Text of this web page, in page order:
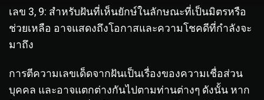
เลข 3, 9: สำหรับฝันที่เห็นยักษ์ในลักษณะที่เป็นมิตรหรือ
ช่วยเหลือ อาจแสดงถึงโอกาสและความโชคดีที่กำลังจะ
มาถึง
การตีความเลขเด็ดจากฝันเป็นเรื่องของความเชื่อส่วน
บุคคล และอาจแตกต่างกันไปตามท่านต่างๆ ดังนั้น หาก